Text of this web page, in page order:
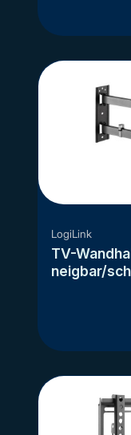
LogiLink
TV-
neigbar/